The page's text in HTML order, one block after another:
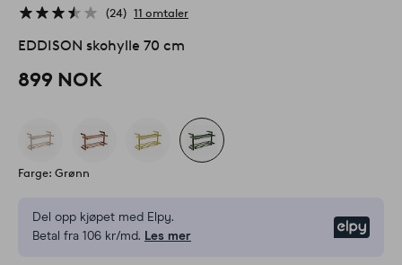
24 11 omtaler
EDDISON skohylle 70 cm
899 NOK
Farge: Grønn
Del opp kjøpet med Elpy.
Betal fra 106 kr/md. Les mer